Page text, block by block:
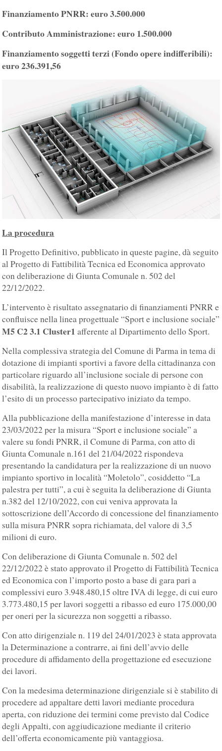
Finanziamento PNRR: euro 3.500.000
Contributo Amministrazione: euro 1.500.000
Finanziamento soggetti terzi(Fondo opere indifferibili):
euro 236.391,56
La procedura
Il Progetto Definitivo, pubblicato in queste pagine, dà seguito
al Progetto di Fattibilità Tecnica ed Economica approvato
con deliberazione di Giunta Comunale n. 502 del
22/12/2022.
L’intervento è risultato assegnatario di finanziamenti PNRR e
confluisce nella linea progettuale “Sport e inclusione sociale”
M5 C2 3.1 Cluster1afferente al Dipartimento dello Sport.
Nella complessiva strategia del Comune di Parma in tema di
dotazione di impianti sportivi a favore della cittadinanza con
particolare riguardo all’inclusione sociale di persone con
disabilità, la realizzazione di questo nuovo impianto è di fatto
l’esito di un processo partecipativo iniziato da tempo.
Alla pubblicazione della manifestazione d’interesse in data
23/03/2022 per la misura “Sport e inclusione sociale” a
valere su fondi PNRR, il Comune di Parma, con atto di
Giunta Comunale n.161 del 21/04/2022 rispondeva
presentando la candidatura per la realizzazione di un nuovo
impianto sportivo in località “Moletolo”, cosiddetto “La
palestra per tutti”, a cui è seguita la deliberazione di Giunta
n.382 del 12/10/2022, con cui veniva approvata la
sottoscrizione dell’Accordo di concessione del finanziamento
sulla misura PNRR sopra richiamata, del valore di 3,5
milioni di euro.
Con deliberazione di Giunta Comunale n. 502 del
22/12/2022 è stato approvato il Progetto di Fattibilità Tecnica
ed Economica con l’importo posto a base di gara pari a
complessivi euro 3.948.480,15 oltre IVA di legge, di cui euro
3.773.480,15 per lavori soggetti a ribasso ed euro 175.000,00
per oneri per la sicurezza non soggetti a ribasso.
Con atto dirigenziale n. 119 del 24/01/2023 è stata approvata
la Determinazione a contrarre, ai fini dell’avvio delle
procedure di affidamento della progettazione ed esecuzione
dei lavori.
Con la medesima determinazione dirigenziale si è stabilito di
procedere ad appaltare detti lavori mediante procedura
aperta, con riduzione dei termini come previsto dal Codice
degli Appalti, con aggiudicazione mediante il criterio
dell’offerta economicamente più vantaggiosa.